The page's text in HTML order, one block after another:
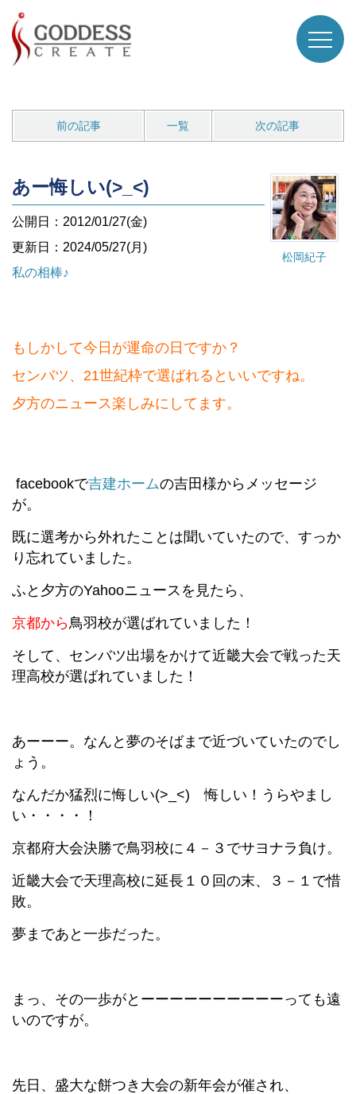
前の記事 一覧 次の記事
松岡紀子
あー悔しい(>_<)
公開日：2012/01/27(金)
更新日：2024/05/27(月)
私の相棒♪
もしかして今日が運命の日ですか？
センバツ、21世紀枠で選ばれるといいですね。
夕方のニュース楽しみにしてます。
facebookで吉建ホームの吉田様からメッセージ
が。
既に選考から外れたことは聞いていたので、すっか
り忘れていました。
ふと夕方のYahooニュースを見たら、
京都から鳥羽校が選ばれていました！
そして、センバツ出場をかけて近畿大会で戦った天
理高校が選ばれていました！
あーーー。なんと夢のそばまで近づいていたのでし
ょう。
なんだか猛烈に悔しい(>_<) 悔しい！うらやまし
い・・・・！
京都府大会決勝で鳥羽校に４－３でサヨナラ負け。
近畿大会で天理高校に延長１０回の末、３－１で惜
敗。
夢まであと一歩だった。
まっ、その一歩がとーーーーーーーーーーっても遠
いのですが。
先日、盛大な餅つき大会の新年会が催され、